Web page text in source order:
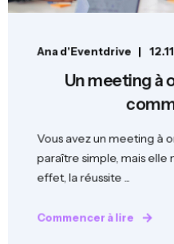
Ana d'Eventdrive
Un meeting à
Vous avez un meeting à
paraître simple, mais elle
effet, la réussite ...
Commencer à lire